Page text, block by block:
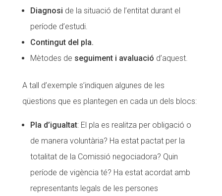
Diagnosi de la situació de l’entitat durant el
període d’estudi.
Contingut del pla.
Mètodes de seguiment i avaluació d’aquest.
A tall d’exemple s’indiquen algunes de les
qüestions que es plantegen en cada un dels blocs:
Pla d’igualtat: El pla es realitza per obligació o
de manera voluntària? Ha estat pactat per la
totalitat de la Comissió negociadora? Quin
període de vigència té? Ha estat acordat amb
representants legals de les persones